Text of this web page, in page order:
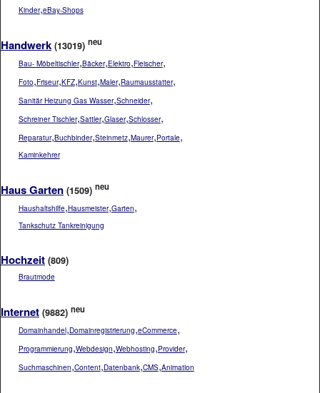
Kinder,eBay-Shops
Handwerk (13019) neu
Bau- Möbeltischler,Bäcker,Elektro,Fleischer,
Foto,Friseur,KFZ,Kunst,Maler,Raumausstatter,
Sanitär Heizung Gas Wasser,Schneider,
Schreiner Tischler,Sattler,Glaser,Schlosser,
Reparatur,Buchbinder,Steinmetz,Maurer,Portale,
Kaminkehrer
Haus Garten (1509) neu
Haushaltshilfe,Hausmeister,Garten,
Tankschutz Tankreinigung
Hochzeit (809)
Brautmode
Internet (9882) neu
Domainhandel,Domainregistrierung,eCommerce,
Programmierung,Webdesign,Webhosting,Provider,
Suchmaschinen,Content,Datenbank,CMS,Animation